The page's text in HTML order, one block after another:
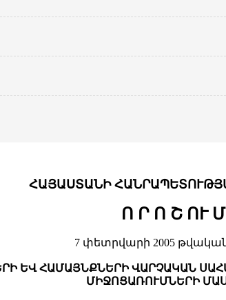
ՀԱՅԱՍՏԱՆԻ
Ո Ր Ո Շ ՈՒ Մ
7 փետրվարի 2005
ԵՎ ՀԱՄԱՅՆՔՆԵՐԻ ՎԱՐՉԱԿԱՆ
ՄԻՋՈՑԱՌՈՒՄՆԵՐԻ